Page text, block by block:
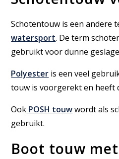
Schotentouw is een andere
watersport. De term
gebruikt voor dunne
Polyester is een veel
touw is voorgerekt en heeft
Ook POSH touwwordt als
gebruikt.
Boot touw